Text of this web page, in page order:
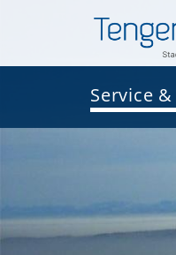
Service